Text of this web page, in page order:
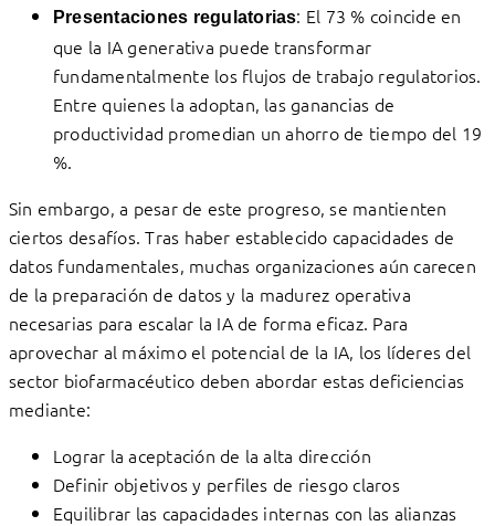
Presentaciones regulatorias: El 73 % coincide en
que la IA generativa puede transformar
fundamentalmente los flujos de trabajo regulatorios.
Entre quienes la adoptan, las ganancias de
productividad promedian un ahorro de tiempo del 19
%.
Sin embargo, a pesar de este progreso, se mantienten
ciertos desafíos. Tras haber establecido capacidades de
datos fundamentales, muchas organizaciones aún carecen
de la preparación de datos y la madurez operativa
necesarias para escalar la IA de forma eficaz. Para
aprovechar al máximo el potencial de la IA, los líderes del
sector biofarmacéutico deben abordar estas deficiencias
mediante:
Lograr la aceptación de la alta dirección
Definir objetivos y perfiles de riesgo claros
Equilibrar las capacidades internas con las alianzas